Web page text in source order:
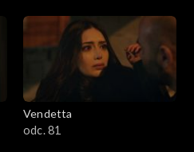
Vendetta
odc. 81